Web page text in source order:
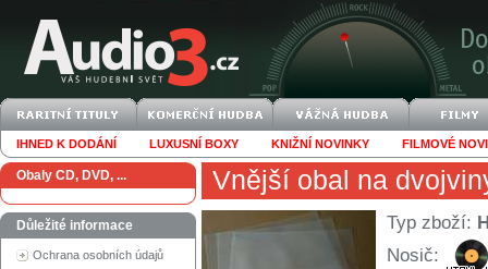
IHNED K DODÁNÍ LUXUSNÍ BOXY KNIŽNÍ NOVINKY FILMOVÉ
Obaly CD, DVD, ...
Důležité informace
Ochrana osobních údajů
Vnější obal na
Typ zboží:
Nosič: